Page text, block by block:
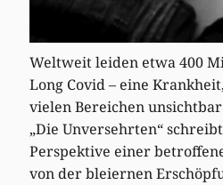
Weltweit leiden etwa 400
Long Covid – eine
vielen Bereichen
„Die Unversehrten“
Perspektive einer
von der bleiernen